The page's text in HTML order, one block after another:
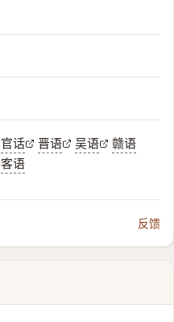
官话 晋语 吴语
赣语
客语
反馈